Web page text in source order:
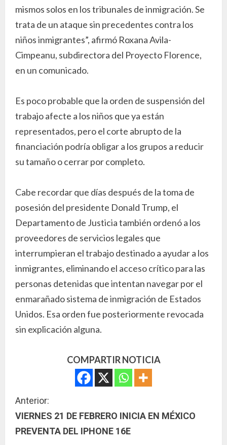
mismos solos en los tribunales de inmigración. Se
trata de un ataque sin precedentes contra los
niños inmigrantes”, afirmó Roxana Avila-
Cimpeanu, subdirectora del Proyecto Florence,
en un comunicado.
Es poco probable que la orden de suspensión del
trabajo afecte a los niños que ya están
representados, pero el corte abrupto de la
financiación podría obligar a los grupos a reducir
su tamaño o cerrar por completo.
Cabe recordar que días después de la toma de
posesión del presidente Donald Trump, el
Departamento de Justicia también ordenó a los
proveedores de servicios legales que
interrumpieran el trabajo destinado a ayudar a los
inmigrantes, eliminando el acceso crítico para las
personas detenidas que intentan navegar por el
enmarañado sistema de inmigración de Estados
Unidos. Esa orden fue posteriormente revocada
sin explicación alguna.
COMPARTIR NOTICIA
S
i
Anterior:
VIERNES 21 DE FEBRERO INICIA EN MÉXICO
PREVENTA DEL IPHONE 16E